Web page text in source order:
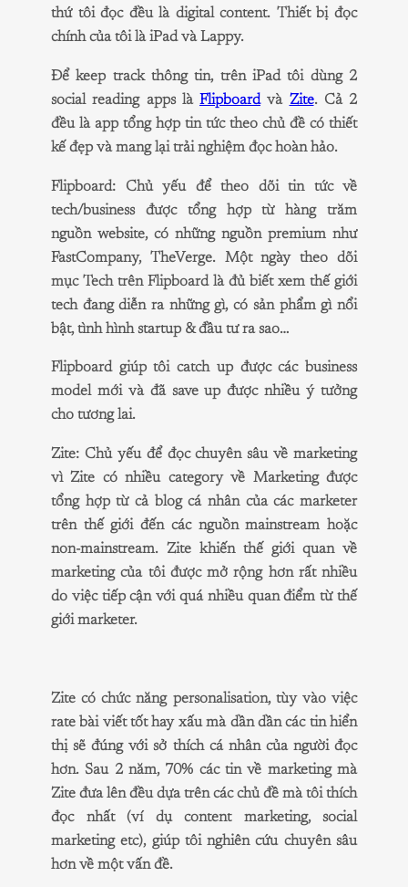
thứ tôi đọc đều là digital content. Thiết bị đọc
chính của tôi là iPad và Lappy.
Để keep track thông tin, trên iPad tôi dùng 2
social reading apps là Flipboardvà Zite. Cả 2
đều là app tổng hợp tin tức theo chủ đề có thiết
kế đẹp và mang lại trải nghiệm đọc hoàn hảo.
Flipboard: Chủ yếu để theo dõi tin tức về
tech/business được tổng hợp từ hàng trăm
nguồn website, có những nguồn premium như
FastCompany, TheVerge. Một ngày theo dõi
mục Tech trên Flipboard là đủ biết xem thế giới
tech đang diễn ra những gì, có sản phẩm gì nổi
bật, tình hình startup & đầu tư ra sao…
Flipboard giúp tôi catch up được các business
model mới và đã save up được nhiều ý tưởng
cho tương lai.
Zite: Chủ yếu để đọc chuyên sâu về marketing
vì Zite có nhiều category về Marketing được
tổng hợp từ cả blog cá nhân của các marketer
trên thế giới đến các nguồn mainstream hoặc
non-mainstream. Zite khiến thế giới quan về
marketing của tôi được mở rộng hơn rất nhiều
do việc tiếp cận với quá nhiều quan điểm từ thế
giới marketer.
Zite có chức năng personalisation, tùy vào việc
rate bài viết tốt hay xấu mà dần dần các tin hiển
thị sẽ đúng với sở thích cá nhân của người đọc
hơn. Sau 2 năm, 70% các tin về marketing mà
Zite đưa lên đều dựa trên các chủ đề mà tôi thích
đọc nhất (ví dụ content marketing, social
marketing etc), giúp tôi nghiên cứu chuyên sâu
hơn về một vấn đề.